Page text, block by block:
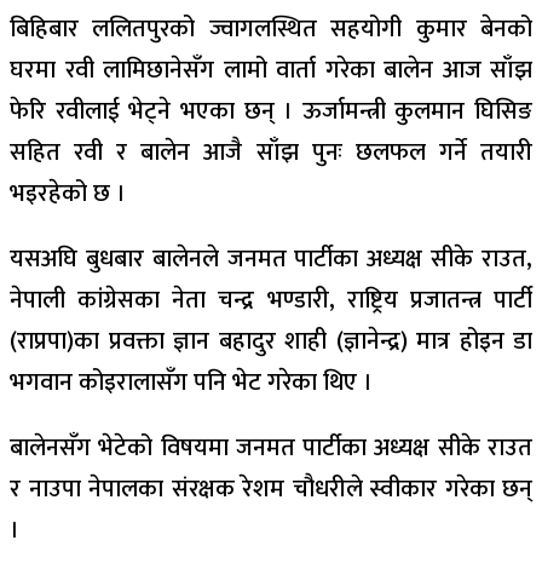
बिहिबार ललितपुरको ज्वागलस्थित सहयोगी कुमार बेनको
घरमा रवी लामिछानेसँग लामो वार्ता गरेका बालेन आज साँझ
फेरि रवीलाई भेट्ने भएका छन् । ऊर्जामन्त्री कुलमान घिसिङ
सहित रवी र बालेन आजै साँझ पुनः छलफल गर्ने तयारी
भइरहेको छ ।
यसअघि बुधबार बालेनले जनमत पार्टीका अध्यक्ष सीके राउत,
नेपाली कांग्रेसका नेता चन्द्र भण्डारी, राष्ट्रिय प्रजातन्त्र पार्टी
(राप्रपा)का प्रवक्ता ज्ञान बहादुर शाही (ज्ञानेन्द्र) मात्र होइन डा
भगवान कोइरालासँग पनि भेट गरेका थिए ।
बालेनसँग भेटेको विषयमा जनमत पार्टीका अध्यक्ष सीके राउत
र नाउपा नेपालका संरक्षक रेशम चौधरीले स्वीकार गरेका छन्
।